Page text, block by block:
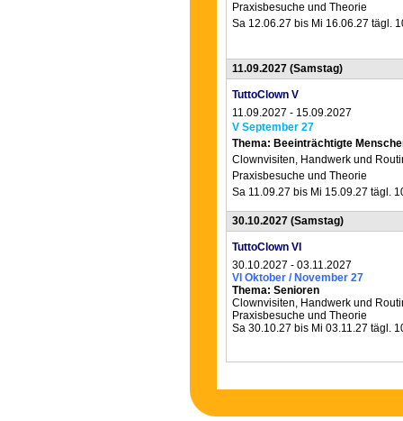
Praxisbesuche und Theorie
Sa 12.06.27 bis Mi 16.06.27 tägl.
11.09.2027 (Samstag)
TuttoClown V
11.09.2027 - 15.09.2027
V September 27
Thema: Beeinträchtigte
Clownvisiten, Handwerk und
Praxisbesuche und Theorie
Sa 11.09.27 bis Mi 15.09.27 tägl.
30.10.2027 (Samstag)
TuttoClown VI
30.10.2027 - 03.11.2027
VI Oktober / November 27
Thema: Senioren
Clownvisiten, Handwerk und
Praxisbesuche und Theorie
Sa 30.10.27 bis Mi 03.11.27 tägl.